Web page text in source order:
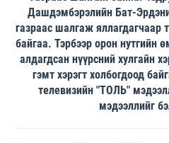
Дашдэмбэрэлийн Бат-
газраас шалгаж яллагдагчаар
байгаа. Тэрбээр орон нутгийн
алдагдсан нүүрсний хулгайн
гэмт хэрэгт холбогдоод
телевизийн "ТОЛЬ"
мэдээллийг